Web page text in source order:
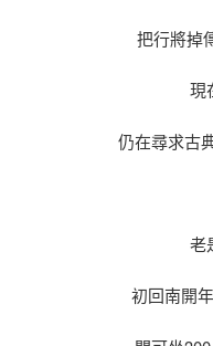
把行將掉
現
仍在尋求古
老
初回南開